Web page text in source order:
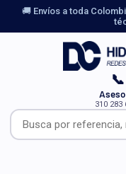
🚚 Envíos a toda
📞
310 283